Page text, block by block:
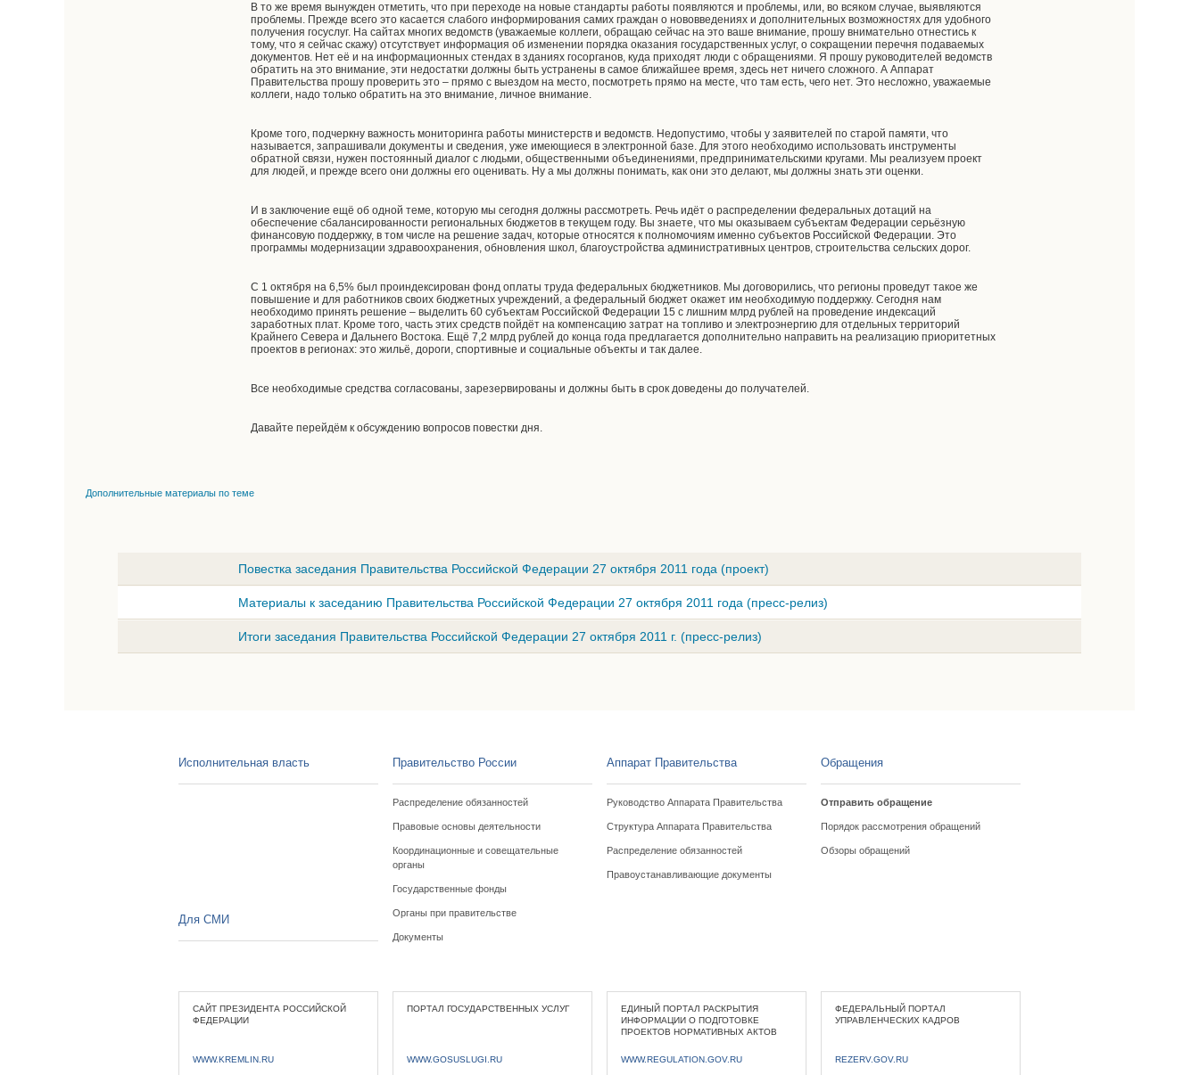
В то же время вынужден отметить, что при переходе на новые стандарты работы появляются и проблемы, или, во всяком случае, выявляются
проблемы. Прежде всего это касается слабого информирования самих граждан о нововведениях и дополнительных возможностях для удобного
получения госуслуг. На сайтах многих ведомств (уважаемые коллеги, обращаю сейчас на это ваше внимание, прошу внимательно отнестись к
тому, что я сейчас скажу) отсутствует информация об изменении порядка оказания государственных услуг, о сокращении перечня подаваемых
документов. Нет её и на информационных стендах в зданиях госорганов, куда приходят люди с обращениями. Я прошу руководителей ведомств
обратить на это внимание, эти недостатки должны быть устранены в самое ближайшее время, здесь нет ничего сложного. А Аппарат
Правительства прошу проверить это – прямо с выездом на место, посмотреть прямо на месте, что там есть, чего нет. Это несложно, уважаемые
коллеги, надо только обратить на это внимание, личное внимание.
Кроме того, подчеркну важность мониторинга работы министерств и ведомств. Недопустимо, чтобы у заявителей по старой памяти, что
называется, запрашивали документы и сведения, уже имеющиеся в электронной базе. Для этого необходимо использовать инструменты
обратной связи, нужен постоянный диалог с людьми, общественными объединениями, предпринимательскими кругами. Мы реализуем проект
для людей, и прежде всего они должны его оценивать. Ну а мы должны понимать, как они это делают, мы должны знать эти оценки.
И в заключение ещё об одной теме, которую мы сегодня должны рассмотреть. Речь идёт о распределении федеральных дотаций на
обеспечение сбалансированности региональных бюджетов в текущем году. Вы знаете, что мы оказываем субъектам Федерации серьёзную
финансовую поддержку, в том числе на решение задач, которые относятся к полномочиям именно субъектов Российской Федерации. Это
программы модернизации здравоохранения, обновления школ, благоустройства административных центров, строительства сельских дорог.
С 1 октября на 6,5% был проиндексирован фонд оплаты труда федеральных бюджетников. Мы договорились, что регионы проведут такое же
повышение и для работников своих бюджетных учреждений, а федеральный бюджет окажет им необходимую поддержку. Сегодня нам
необходимо принять решение – выделить 60 субъектам Российской Федерации 15 с лишним млрд рублей на проведение индексаций
заработных плат. Кроме того, часть этих средств пойдёт на компенсацию затрат на топливо и электроэнергию для отдельных территорий
Крайнего Севера и Дальнего Востока. Ещё 7,2 млрд рублей до конца года предлагается дополнительно направить на реализацию приоритетных
проектов в регионах: это жильё, дороги, спортивные и социальные объекты и так далее.
Все необходимые средства согласованы, зарезервированы и должны быть в срок доведены до получателей.
Давайте перейдём к обсуждению вопросов повестки дня.
Дополнительные материалы по теме
Повестка заседания Правительства Российской Федерации 27 октября 2011 года (проект)
Материалы к заседанию Правительства Российской Федерации 27 октября 2011 года (пресс-релиз)
Итоги заседания Правительства Российской Федерации 27 октября 2011 г. (пресс-релиз)
Исполнительная власть Правительство России
Распределение обязанностей
Правовые основы деятельности
Координационные и совещательные
органы
Государственные фонды
Органы при правительстве
Документы
Аппарат Правительства
Руководство Аппарата Правительства
Структура Аппарата Правительства
Распределение обязанностей
Правоустанавливающие документы
Обращения
Отправить обращение
Порядок рассмотрения обращений
Обзоры обращений
Для СМИ
САЙТ ПРЕЗИДЕНТА РОССИЙСКОЙ
ФЕДЕРАЦИИ
WWW.KREMLIN.RU
ПОРТАЛ ГОСУДАРСТВЕННЫХ УСЛУГ
WWW.GOSUSLUGI.RU
ЕДИНЫЙ ПОРТАЛ РАСКРЫТИЯ
ИНФОРМАЦИИ О ПОДГОТОВКЕ
ПРОЕКТОВ НОРМАТИВНЫХ АКТОВ
WWW.REGULATION.GOV.RU
ФЕДЕРАЛЬНЫЙ ПОРТАЛ
УПРАВЛЕНЧЕСКИХ КАДРОВ
REZERV.GOV.RU